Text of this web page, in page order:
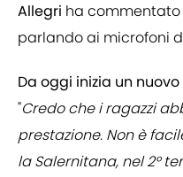
Allegri ha commentato
parlando ai microfoni
Da oggi inizia un nuovo
"Credo che i ragazzi
prestazione. Non è
la Salernitana, nel 2°